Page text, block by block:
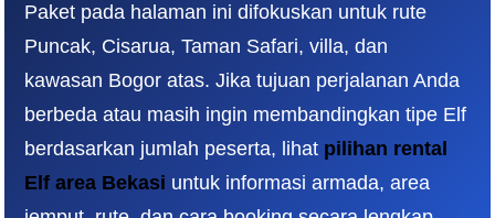
Paket pada halaman ini difokuskan untuk rute
Puncak, Cisarua, Taman Safari, villa, dan
kawasan Bogor atas. Jika tujuan perjalanan Anda
berbeda atau masih ingin membandingkan tipe Elf
berdasarkan jumlah peserta, lihat pilihan rental
Elf area Bekasi untuk informasi armada, area